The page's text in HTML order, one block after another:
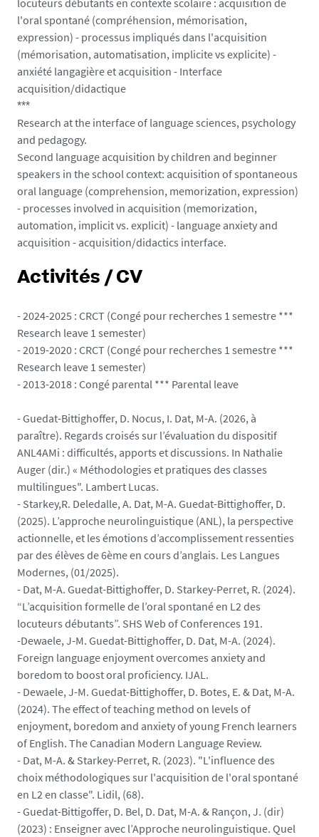
l'oral spontané (compréhension, mémorisation,
expression) - processus impliqués dans l'acquisition
(mémorisation, automatisation, implicite vs explicite) -
anxiété langagière et acquisition - Interface
acquisition/didactique
***
Research at the interface of language sciences, psychology
and pedagogy.
Second language acquisition by children and beginner
speakers in the school context: acquisition of spontaneous
oral language (comprehension, memorization, expression)
- processes involved in acquisition (memorization,
automation, implicit vs. explicit) - language anxiety and
acquisition - acquisition/didactics interface.
Activités / CV
- 2024-2025 : CRCT (Congé pour recherches 1 semestre ***
Research leave 1 semester)
- 2019-2020 : CRCT (Congé pour recherches 1 semestre ***
Research leave 1 semester)
- 2013-2018 : Congé parental *** Parental leave
- Guedat-Bittighoffer, D. Nocus, I. Dat, M-A. (2026, à
paraître). Regards croisés sur l’évaluation du dispositif
ANL4AMi : difficultés, apports et discussions. In Nathalie
Auger (dir.) « Méthodologies et pratiques des classes
multilingues". Lambert Lucas.
- Starkey,R. Deledalle, A. Dat, M-A. Guedat-Bittighoffer, D.
(2025). L’approche neurolinguistique (ANL), la perspective
actionnelle, et les émotions d’accomplissement ressenties
par des élèves de 6ème en cours d’anglais. Les Langues
Modernes, (01/2025).
- Dat, M-A. Guedat-Bittighoffer, D. Starkey-Perret, R. (2024).
“L’acquisition formelle de l’oral spontané en L2 des
locuteurs débutants”. SHS Web of Conferences 191.
-Dewaele, J-M. Guedat-Bittighoffer, D. Dat, M-A. (2024).
Foreign language enjoyment overcomes anxiety and
boredom to boost oral proficiency. IJAL.
- Dewaele, J-M. Guedat-Bittighoffer, D. Botes, E. & Dat, M-A.
(2024). The effect of teaching method on levels of
enjoyment, boredom and anxiety of young French learners
of English. The Canadian Modern Language Review.
- Dat, M-A. & Starkey-Perret, R. (2023). "L'influence des
choix méthodologiques sur l'acquisition de l'oral spontané
en L2 en classe". Lidil, (68).
- Guedat-Bittigoffer, D. Bel, D. Dat, M-A. & Rançon, J. (dir)
(2023) : Enseigner avec l’Approche neurolinguistique. Quel